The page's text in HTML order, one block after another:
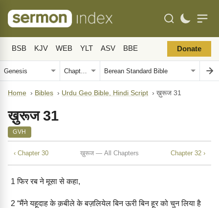
BSB KJV WEB YLT ASV BBE Donate
Home › Bibles › Urdu Geo Bible, Hindi Script › ख़ुरूज 31
ख़ुरूज 31
GVH
‹ Chapter 30 ख़ुरूज — All Chapters Chapter 32 ›
1 फिर रब ने मूसा से कहा,
2 “मैंने यहूदाह के क़बीले के बज़लियेल बिन ऊरी बिन हूर को चुन लिया है